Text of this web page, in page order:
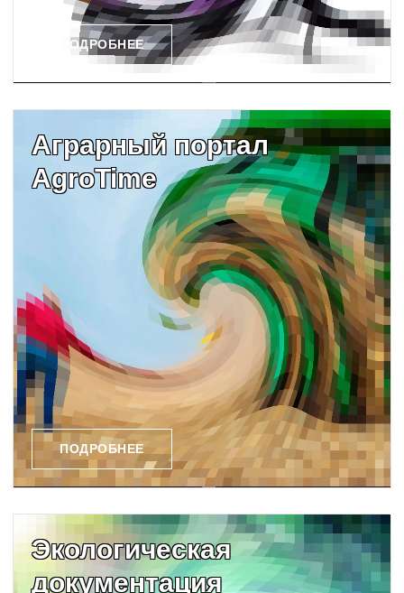
ПОДРОБНЕЕ
Аграрный портал
AgroTime
ПОДРОБНЕЕ
Экологическая
документация